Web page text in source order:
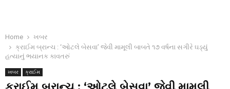
Home
ખબર
ક્રાઈમ બ્રાન્ચ : ‘ઓટલે બેસવા’ જેવી મામૂલી બાબતે ૧૭ વર્ષના સગીરે ઘડ્યું
હત્યાનું ભયાનક કાવતરું
ખબર ક્રાઈમ